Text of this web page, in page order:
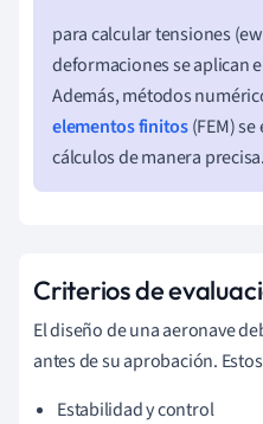
para calcular tensiones
deformaciones se aplican
Además, métodos
elementos finitos(FEM)
cálculos de manera precisa.
Criterios de
El diseño de una aeronave
antes de su aprobación.
Estabilidad y control